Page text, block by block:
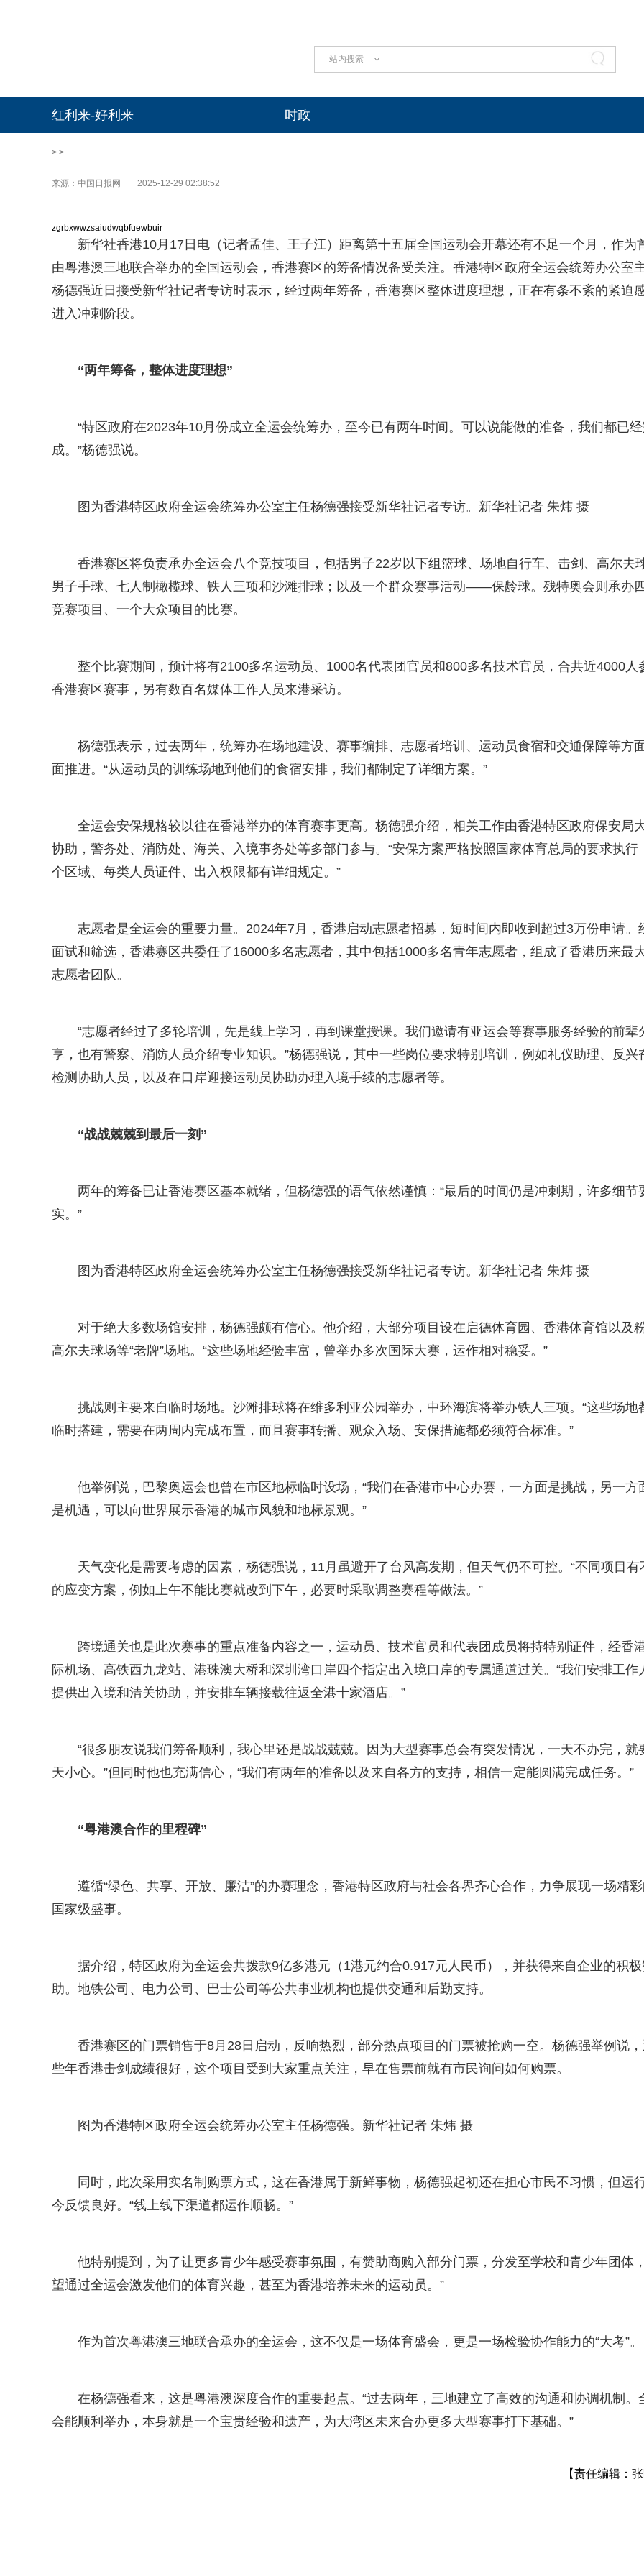
站内搜索
红利来-好利来 时政
> >
来源：中国日报网 2025-12-29 02:38:52
zgrbxwwzsaiudwqbfuewbuir
新华社香港10月17日电（记者孟佳、王子江）距离第十五届全国运动会开幕还有不足一个月，作为
由粤港澳三地联合举办的全国运动会，香港赛区的筹备情况备受关注。香港特区政府全运会统筹办公室
杨德强近日接受新华社记者专访时表示，经过两年筹备，香港赛区整体进度理想，正在有条不紊的紧迫
进入冲刺阶段。
“两年筹备，整体进度理想”
“特区政府在2023年10月份成立全运会统筹办，至今已有两年时间。可以说能做的准备，我们都已
成。”杨德强说。
图为香港特区政府全运会统筹办公室主任杨德强接受新华社记者专访。新华社记者 朱炜 摄
香港赛区将负责承办全运会八个竞技项目，包括男子22岁以下组篮球、场地自行车、击剑、高尔夫球
男子手球、七人制橄榄球、铁人三项和沙滩排球；以及一个群众赛事活动——保龄球。残特奥会则承办
竞赛项目、一个大众项目的比赛。
整个比赛期间，预计将有2100多名运动员、1000名代表团官员和800多名技术官员，合共近4000人
香港赛区赛事，另有数百名媒体工作人员来港采访。
杨德强表示，过去两年，统筹办在场地建设、赛事编排、志愿者培训、运动员食宿和交通保障等方
面推进。“从运动员的训练场地到他们的食宿安排，我们都制定了详细方案。”
全运会安保规格较以往在香港举办的体育赛事更高。杨德强介绍，相关工作由香港特区政府保安局
协助，警务处、消防处、海关、入境事务处等多部门参与。“安保方案严格按照国家体育总局的要求执行
个区域、每类人员证件、出入权限都有详细规定。”
志愿者是全运会的重要力量。2024年7月，香港启动志愿者招募，短时间内即收到超过3万份申请。
面试和筛选，香港赛区共委任了16000多名志愿者，其中包括1000多名青年志愿者，组成了香港历来最
志愿者团队。
“志愿者经过了多轮培训，先是线上学习，再到课堂授课。我们邀请有亚运会等赛事服务经验的前辈
享，也有警察、消防人员介绍专业知识。”杨德强说，其中一些岗位要求特别培训，例如礼仪助理、反兴
检测协助人员，以及在口岸迎接运动员协助办理入境手续的志愿者等。
“战战兢兢到最后一刻”
两年的筹备已让香港赛区基本就绪，但杨德强的语气依然谨慎：“最后的时间仍是冲刺期，许多细节
实。”
图为香港特区政府全运会统筹办公室主任杨德强接受新华社记者专访。新华社记者 朱炜 摄
对于绝大多数场馆安排，杨德强颇有信心。他介绍，大部分项目设在启德体育园、香港体育馆以及
高尔夫球场等“老牌”场地。“这些场地经验丰富，曾举办多次国际大赛，运作相对稳妥。”
挑战则主要来自临时场地。沙滩排球将在维多利亚公园举办，中环海滨将举办铁人三项。“这些场地
临时搭建，需要在两周内完成布置，而且赛事转播、观众入场、安保措施都必须符合标准。”
他举例说，巴黎奥运会也曾在市区地标临时设场，“我们在香港市中心办赛，一方面是挑战，另一方
是机遇，可以向世界展示香港的城市风貌和地标景观。”
天气变化是需要考虑的因素，杨德强说，11月虽避开了台风高发期，但天气仍不可控。“不同项目有
的应变方案，例如上午不能比赛就改到下午，必要时采取调整赛程等做法。”
跨境通关也是此次赛事的重点准备内容之一，运动员、技术官员和代表团成员将持特别证件，经香
际机场、高铁西九龙站、港珠澳大桥和深圳湾口岸四个指定出入境口岸的专属通道过关。“我们安排工作
提供出入境和清关协助，并安排车辆接载往返全港十家酒店。”
“很多朋友说我们筹备顺利，我心里还是战战兢兢。因为大型赛事总会有突发情况，一天不办完，就
天小心。”但同时他也充满信心，“我们有两年的准备以及来自各方的支持，相信一定能圆满完成任务。”
“粤港澳合作的里程碑”
遵循“绿色、共享、开放、廉洁”的办赛理念，香港特区政府与社会各界齐心合作，力争展现一场精
国家级盛事。
据介绍，特区政府为全运会共拨款9亿多港元（1港元约合0.917元人民币），并获得来自企业的积
助。地铁公司、电力公司、巴士公司等公共事业机构也提供交通和后勤支持。
香港赛区的门票销售于8月28日启动，反响热烈，部分热点项目的门票被抢购一空。杨德强举例说
些年香港击剑成绩很好，这个项目受到大家重点关注，早在售票前就有市民询问如何购票。
图为香港特区政府全运会统筹办公室主任杨德强。新华社记者 朱炜 摄
同时，此次采用实名制购票方式，这在香港属于新鲜事物，杨德强起初还在担心市民不习惯，但运
今反馈良好。“线上线下渠道都运作顺畅。”
他特别提到，为了让更多青少年感受赛事氛围，有赞助商购入部分门票，分发至学校和青少年团体
望通过全运会激发他们的体育兴趣，甚至为香港培养未来的运动员。”
作为首次粤港澳三地联合承办的全运会，这不仅是一场体育盛会，更是一场检验协作能力的“大考”。
在杨德强看来，这是粤港澳深度合作的重要起点。“过去两年，三地建立了高效的沟通和协调机制。
会能顺利举办，本身就是一个宝贵经验和遗产，为大湾区未来合办更多大型赛事打下基础。”
【责任编辑：张